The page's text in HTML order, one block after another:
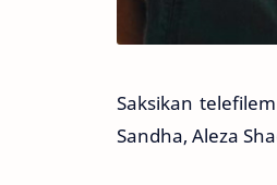
Saksikan
Sandha, Aleza